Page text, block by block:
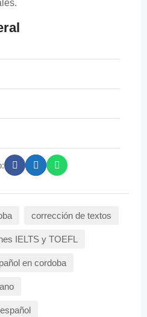
corrección de textos
IELTS y TOEFL
en cordoba